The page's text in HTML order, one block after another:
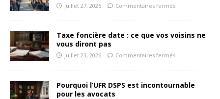
juillet 27, 2026 Commentaires fermés
Taxe foncière date : ce que vos voisins ne
vous diront pas
juillet 23, 2026 Commentaires fermés
Pourquoi l’UFR DSPS est incontournable
pour les avocats